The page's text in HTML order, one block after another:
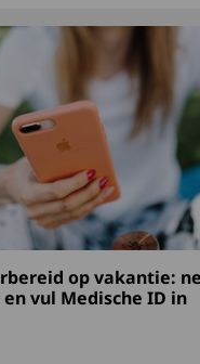
op vakantie:
vul Medische ID in
goed voorbereid